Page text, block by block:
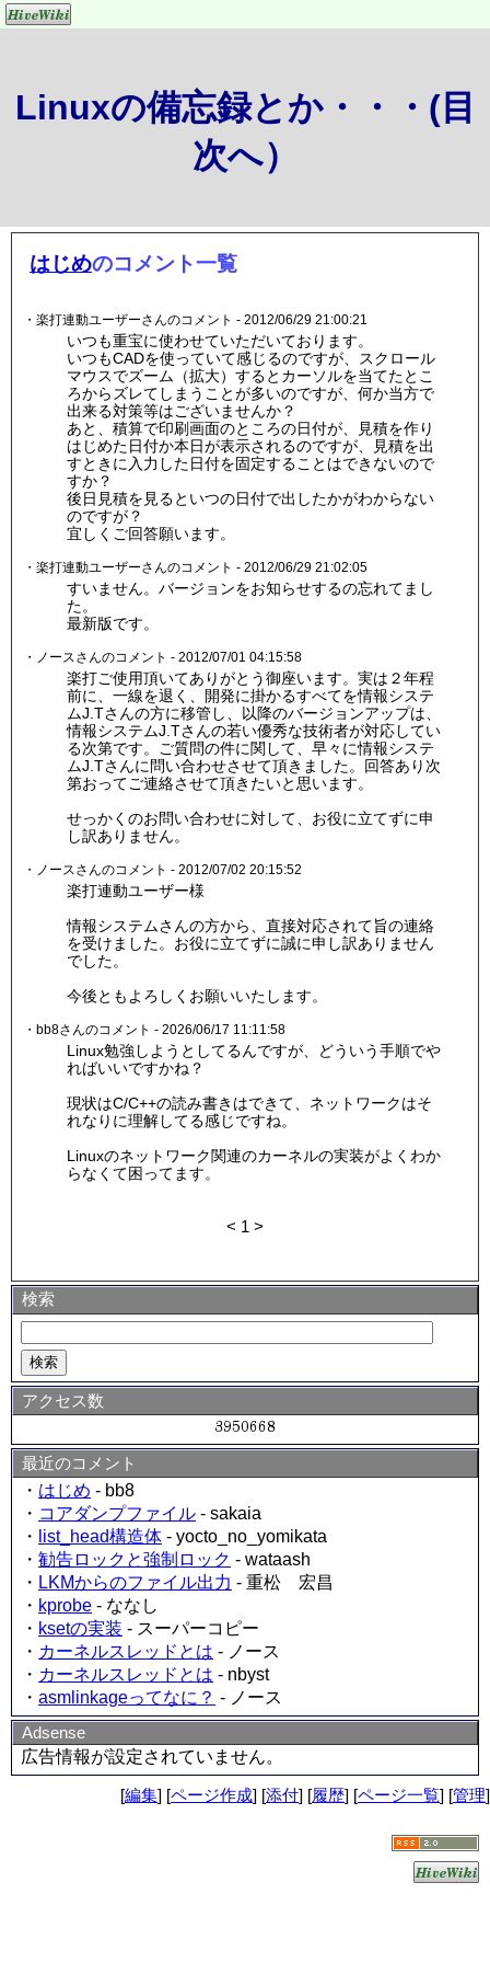
Linuxの備忘録とか・・・(目
次へ）
はじめのコメント一覧
・楽打連動ユーザーさんのコメント - 2012/06/29 21:00:21
いつも重宝に使わせていただいております。
いつもCADを使っていて感じるのですが、スクロール
マウスでズーム（拡大）するとカーソルを当てたとこ
ろからズレてしまうことが多いのですが、何か当方で
出来る対策等はございませんか？
あと、積算で印刷画面のところの日付が、見積を作り
はじめた日付か本日が表示されるのですが、見積を出
すときに入力した日付を固定することはできないので
すか？
後日見積を見るといつの日付で出したかがわからない
のですが？
宜しくご回答願います。
・楽打連動ユーザーさんのコメント - 2012/06/29 21:02:05
すいません。バージョンをお知らせするの忘れてまし
た。
最新版です。
・ノースさんのコメント - 2012/07/01 04:15:58
楽打ご使用頂いてありがとう御座います。実は２年程
前に、一線を退く、開発に掛かるすべてを情報システ
ムJ.Tさんの方に移管し、以降のバージョンアップは、
情報システムJ.Tさんの若い優秀な技術者が対応してい
る次第です。ご質問の件に関して、早々に情報システ
ムJ.Tさんに問い合わせさせて頂きました。回答あり次
第おってご連絡させて頂きたいと思います。
せっかくのお問い合わせに対して、お役に立てずに申
し訳ありません。
・ノースさんのコメント - 2012/07/02 20:15:52
楽打連動ユーザー様
情報システムさんの方から、直接対応されて旨の連絡
を受けました。お役に立てずに誠に申し訳ありません
でした。
今後ともよろしくお願いいたします。
・bb8さんのコメント - 2026/06/17 11:11:58
Linux勉強しようとしてるんですが、どういう手順でや
ればいいですかね？
現状はC/C++の読み書きはできて、ネットワークはそ
れなりに理解してる感じですね。
Linuxのネットワーク関連のカーネルの実装がよくわか
らなくて困ってます。
< 1 >
検索
アクセス数
最近のコメント
・ はじめ - bb8
・ コアダンプファイル - sakaia
・
list_head構造体 - yocto_no_yomikata
・ 勧告ロックと強制ロック - wataash
・ LKMからのファイル出力 - 重松 宏昌
・ kprobe - ななし
・ ksetの実装 - スーパーコピー
・ カーネルスレッドとは - ノース
・ カーネルスレッドとは - nbyst
・ asmlinkageってなに？ - ノース
Adsense
広告情報が設定されていません。
[編集] [ページ作成] [添付] [履歴] [ページ一覧] [管理]